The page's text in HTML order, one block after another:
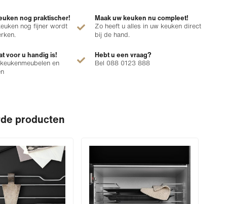
nog praktischer!
nog fijner wordt
Maak uw keuken nu compleet!
Zo heeft u alles in uw keuken direct
bij de hand.
voor u handig is!
en
Hebt u een vraag?
Bel 088 0123 888
producten